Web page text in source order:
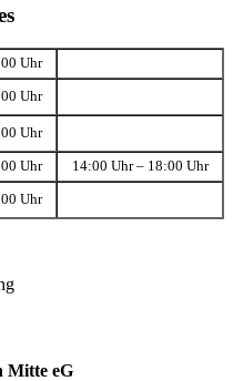
Uhr
Uhr
Uhr
Uhr 14:00 Uhr – 18:00 Uhr
Uhr
Mitte eG